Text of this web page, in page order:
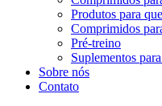
Produtos para
Comprimidos
Pré-treino
Suplementos
Sobre nós
Contato